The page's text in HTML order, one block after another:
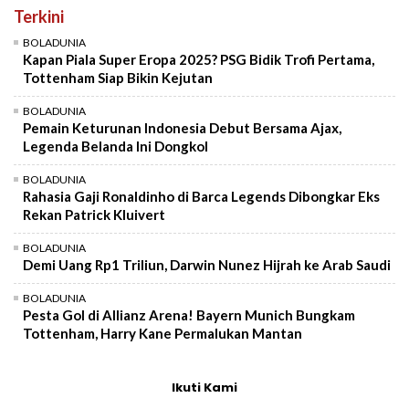
Terkini
BOLADUNIA
Kapan Piala Super Eropa 2025? PSG Bidik Trofi Pertama,
Tottenham Siap Bikin Kejutan
BOLADUNIA
Pemain Keturunan Indonesia Debut Bersama Ajax,
Legenda Belanda Ini Dongkol
BOLADUNIA
Rahasia Gaji Ronaldinho di Barca Legends Dibongkar Eks
Rekan Patrick Kluivert
BOLADUNIA
Demi Uang Rp1 Triliun, Darwin Nunez Hijrah ke Arab Saudi
BOLADUNIA
Pesta Gol di Allianz Arena! Bayern Munich Bungkam
Tottenham, Harry Kane Permalukan Mantan
Ikuti Kami